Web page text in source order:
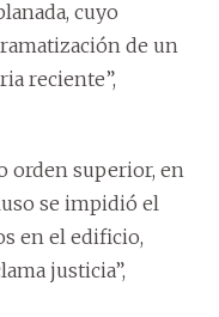
cuyo
de un
reciente”,
orden superior, en
se impidió el
en el edificio,
justicia”,